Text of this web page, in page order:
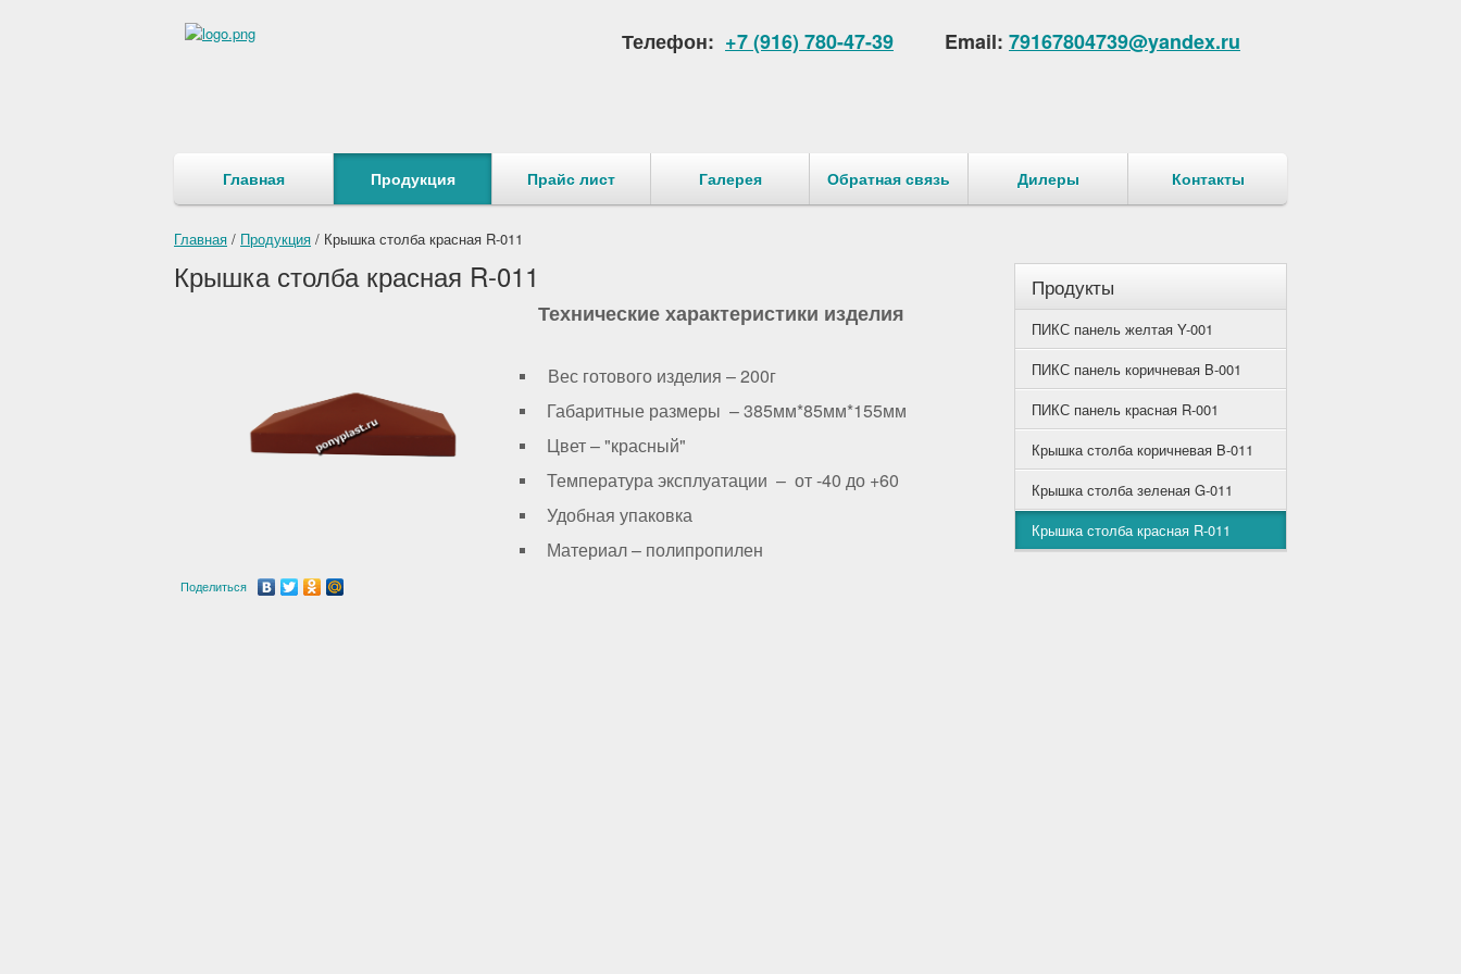
Телефон: +7 (916) 780-47-39 Email: 79167804739@yandex.ru
Главная Продукция Прайс лист Галерея Обратная связь Дилеры Контакты
Главная / Продукция / Крышка столба красная R-011
Крышка столба красная R-011
Технические характеристики изделия
Вес готового изделия – 200г
Габаритные размеры – 385мм*85мм*155мм
Цвет – "красный"
Температура эксплуатации – от -40 до +60
Удобная упаковка
Материал – полипропилен
Поделиться
Продукты
ПИКС панель желтая Y-001
ПИКС панель коричневая B-001
ПИКС панель красная R-001
Крышка столба коричневая B-011
Крышка столба зеленая G-011
Крышка столба красная R-011